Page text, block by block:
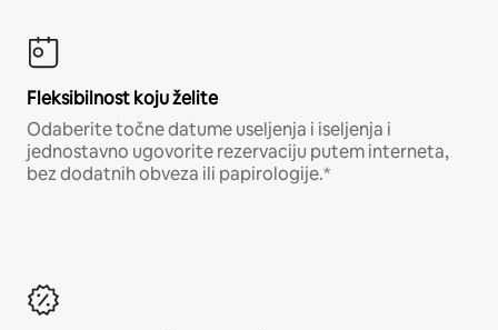
Fleksibilnost koju želite
Odaberite točne datume useljenja i iseljenja i
jednostavno ugovorite rezervaciju putem interneta,
bez dodatnih obveza ili papirologije.*